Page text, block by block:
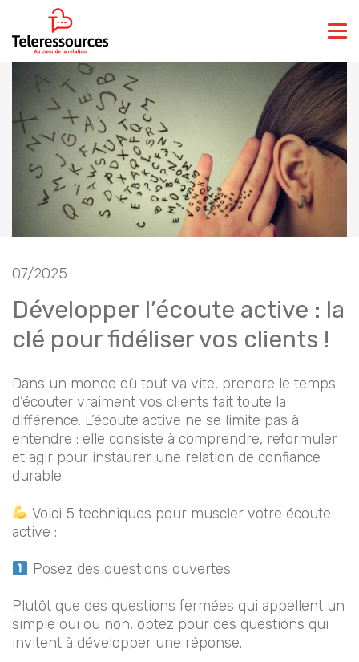
07/2025
Développer l’écoute active : la
clé pour fidéliser vos clients !
Dans un monde où tout va vite, prendre le temps
d’écouter vraiment vos clients fait toute la
différence. L’écoute active ne se limite pas à
entendre : elle consiste à comprendre, reformuler
et agir pour instaurer une relation de confiance
durable.
Voici 5 techniques pour muscler votre écoute
active :
Posez des questions ouvertes
Plutôt que des questions fermées qui appellent un
simple oui ou non, optez pour des questions qui
invitent à développer une réponse.